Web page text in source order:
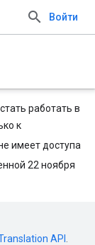
Войти
работать в
к
имеет доступа
22 ноября
API